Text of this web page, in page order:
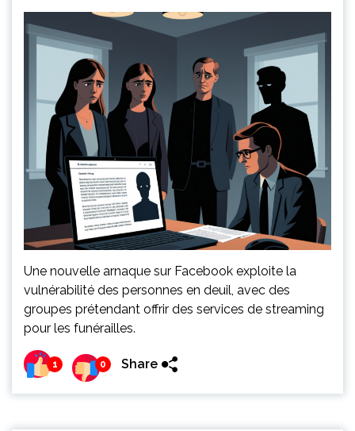
Une nouvelle arnaque sur Facebook exploite la
vulnérabilité des personnes en deuil, avec des
groupes prétendant offrir des services de streaming
pour les funérailles.
1 0 Share